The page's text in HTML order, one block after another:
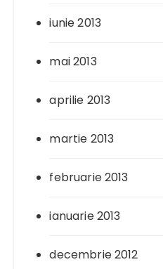
iunie 2013
mai 2013
aprilie 2013
martie 2013
februarie 2013
ianuarie 2013
decembrie 2012